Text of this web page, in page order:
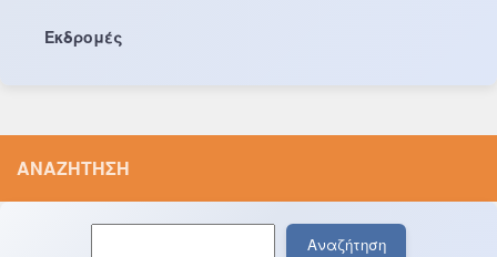
Εκδρομές
ΑΝΑΖΉΤΗΣΗ
Αναζήτηση